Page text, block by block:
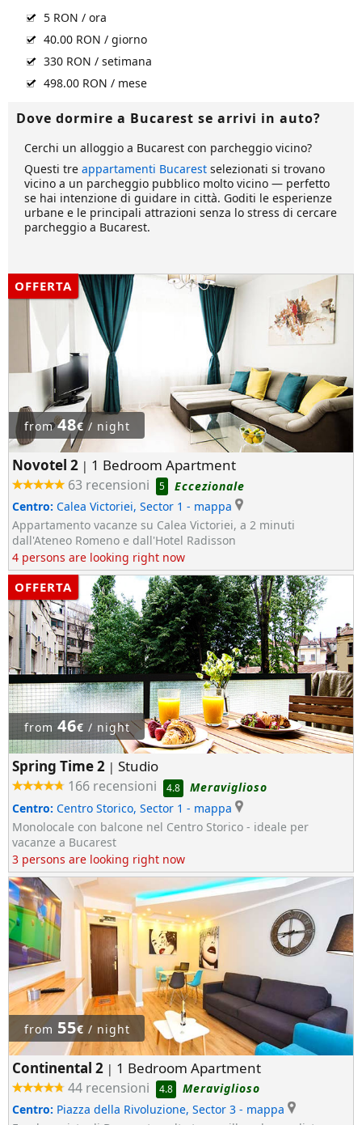
5 RON / ora
40.00 RON / giorno
330 RON / setimana
498.00 RON / mese
Dove dormire a Bucarest se arrivi in auto?
Cerchi un alloggio a Bucarest con parcheggio vicino?
Questi tre appartamenti Bucarest selezionati si trovano
vicino a un parcheggio pubblico molto vicino — perfetto
se hai intenzione di guidare in città. Goditi le esperienze
urbane e le principali attrazioni senza lo stress di cercare
parcheggio a Bucarest.
OFFERTA
from48€/ night
Novotel 2 | 1 Bedroom Apartment
63 recensioni 5
Eccezionale
Centro: Calea Victoriei, Sector 1 - mappa
Appartamento vacanze su Calea Victoriei, a 2 minuti
dall'Ateneo Romeno e dall'Hotel Radisson
4 persons are looking right now
OFFERTA
from 46€ / night
Spring Time 2 | Studio
166 recensioni 4.8
Meraviglioso
Centro: Centro Storico, Sector 1 - mappa
Monolocale con balcone nel Centro Storico - ideale per
vacanze a Bucarest
3 persons are looking right now
from 55€ / night
Continental 2 | 1 Bedroom Apartment
44 recensioni 4.8
Meraviglioso
Centro: Piazza della Rivoluzione, Sector 3 - mappa